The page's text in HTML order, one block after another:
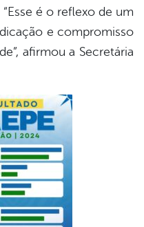
é o reflexo de um
e compromisso
afirmou a Secretária